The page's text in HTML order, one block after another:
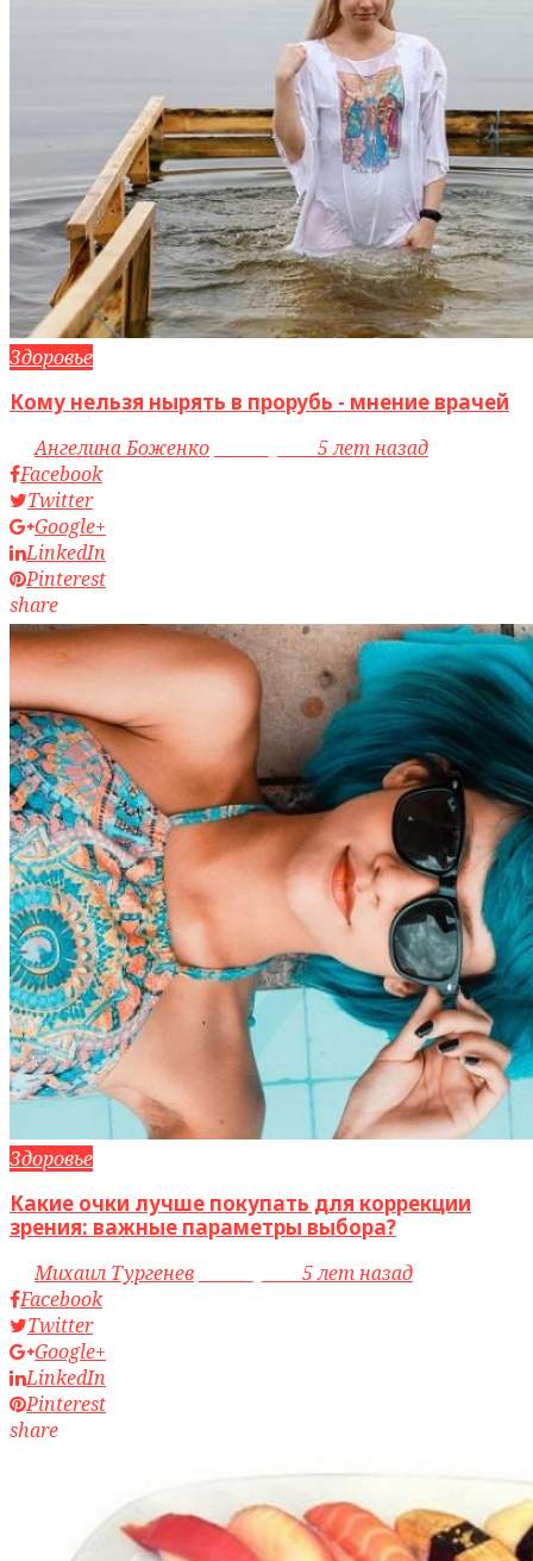
Здоровье
Кому нельзя нырять в прорубь - мнение врачей
byАнгелина Боженко
5 лет назад
Facebook
Twitter
Google+
LinkedIn
Pinterest
share
Здоровье
Какие очки лучше покупать для коррекции
зрения: важные параметры выбора?
byМихаил Тургенев
5 лет назад
Facebook
Twitter
Google+
LinkedIn
Pinterest
share